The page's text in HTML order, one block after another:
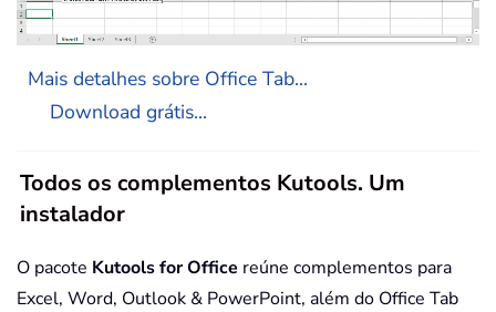
Mais detalhes sobre Office Tab...
Download grátis...
Todos os complementos Kutools. Um
instalador
O pacote Kutools for Office reúne complementos para
Excel, Word, Outlook & PowerPoint, além do Office Tab